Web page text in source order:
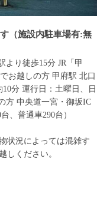
（施設内駐車場有:無
より徒歩15分 JR「甲
お越しの方 甲府駅 北口
分 運行日：土曜日、日
方 中央道一宮・御坂IC
、普通車290台）
状況によっては混雑す
しください。